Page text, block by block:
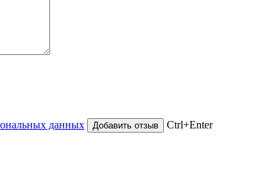
данных Ctrl+Enter